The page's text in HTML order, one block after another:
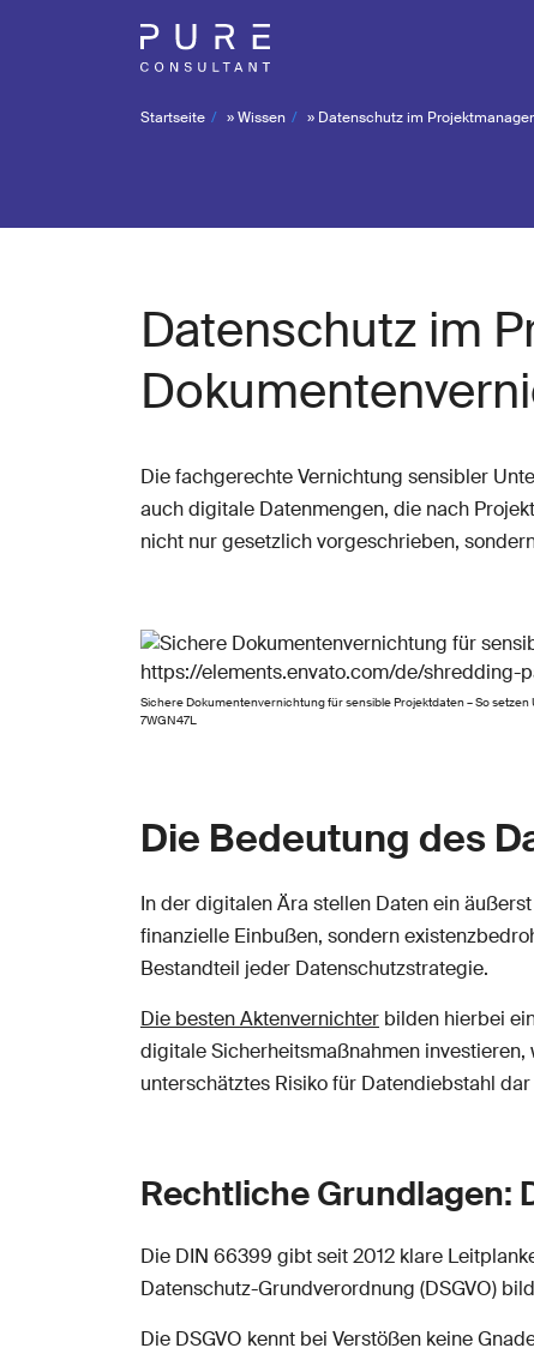
Startseite »Wissen » Datenschutz im
Datenschutz im
Die fachgerechte Vernichtung sensibler
auch digitale Datenmengen, die nach
nicht nur gesetzlich vorgeschrieben,
Sichere Dokumentenvernichtung für sensible Projektdaten – So
7WGN47L
Die Bedeutung des
In der digitalen Ära stellen Daten ein
finanzielle Einbußen, sondern
Bestandteil jeder Datenschutzstrategie.
Die besten Aktenvernichter bilden hierbei
digitale Sicherheitsmaßnahmen
unterschätztes Risiko für Datendiebstahl dar
Rechtliche Grundlagen:
Die DIN 66399 gibt seit 2012 klare
Datenschutz-Grundverordnung (DSGVO)
Die DSGVO kennt bei Verstößen keine